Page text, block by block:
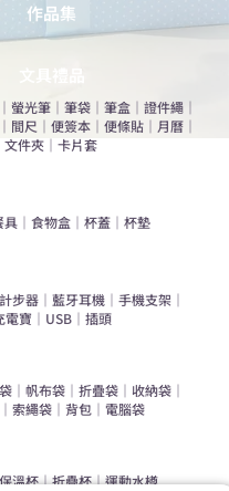
作品集
​文具禮品
｜ 螢光筆 ｜ 筆袋 ｜ 筆盒 ｜ 證件繩 ｜
｜ 間尺 ｜ 便簽本 ｜ 便條貼 ｜ 月曆 ｜
文件夾 ｜ 卡片套
具 ｜ 食物盒 ｜ 杯蓋 ｜ 杯墊
計步器 ｜ 藍牙耳機 ｜ 手機支架 ｜
電寶 ｜ USB ｜ 插頭
｜ 帆布袋｜ 折疊袋｜ 收納袋｜
索繩袋｜ 背包｜ 電腦袋
溫杯｜折疊杯｜運動水樽